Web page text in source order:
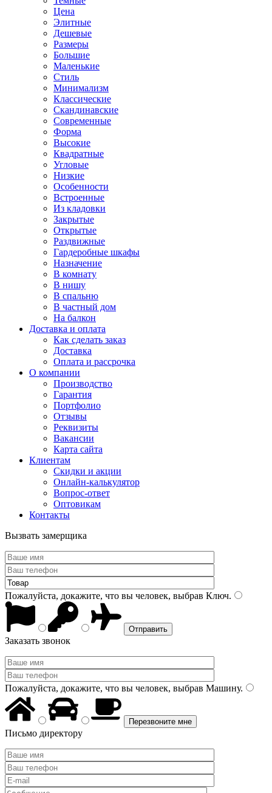
Цена
Элитные
Дешевые
Размеры
Большие
Маленькие
Стиль
Минимализм
Классические
Скандинавские
Современные
Форма
Высокие
Квадратные
Угловые
Низкие
Особенности
Встроенные
Из кладовки
Закрытые
Открытые
Раздвижные
Гардеробные шкафы
Назначение
В комнату
В нишу
В спальню
В частный дом
На балкон
Доставка и оплата
Как сделать заказ
Доставка
Оплата и рассрочка
О компании
Производство
Гарантия
Портфолио
Отзывы
Реквизиты
Вакансии
Карта сайта
Клиентам
Скидки и акции
Онлайн-калькулятор
Вопрос-ответ
Оптовикам
Контакты
Вызвать замерщика
Пожалуйста, докажите, что вы человек, выбрав Ключ.
Заказать звонок
Пожалуйста, докажите, что вы человек, выбрав Машину.
Письмо директору